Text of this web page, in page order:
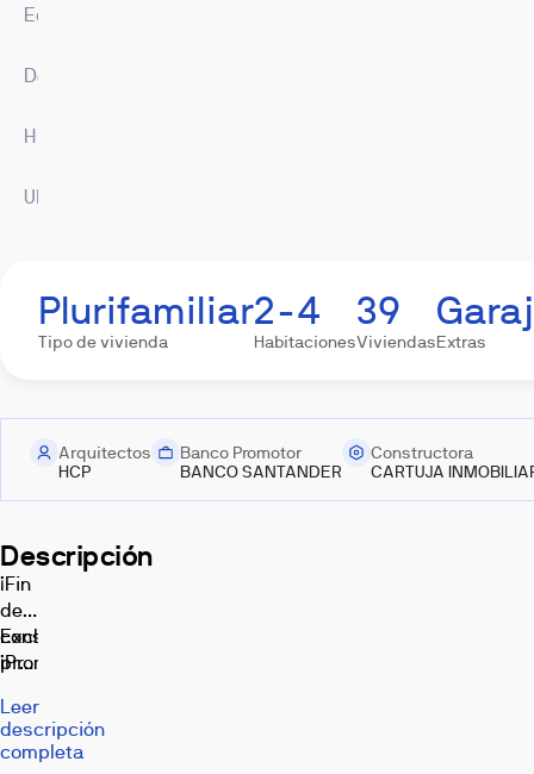
Equipamiento
Descargas
Hipoteca
Ubicación
Plurifamiliar
Tipo de vivienda
2-4
Habitaciones
39
ViviendasExtras
Arquitectos
HCP
Banco Promotor
BANCO SANTANDER
Constructora
CARTUJA
Descripción
¡Fin
de
construcción!
¡Promoción
Exclusiva
promoción
39
apartamentos
Leer
descripción
completa
Terraza Exterior Dormitorio Salón Cocina
Gimnasio
Imágenes,
infografías
y
recreaciones